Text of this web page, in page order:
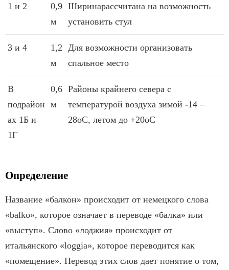
1 и 2
0,9
м
Ширинарассчитана на возможность
установить стул
3 и 4
1,2
м
Для возможности организовать
спальное место
В
подрайон
ах 1Б и
1Г
0,6
м
Районы крайнего севера с
температурой воздуха зимой -14 –
28оС, летом до +20оС
Определение
Название «балкон» происходит от немецкого слова
«balko», которое означает в переводе «балка» или
«выступ». Слово «лоджия» происходит от
итальянского «loggia», которое переводится как
«помещение». Перевод этих слов дает понятие о том,